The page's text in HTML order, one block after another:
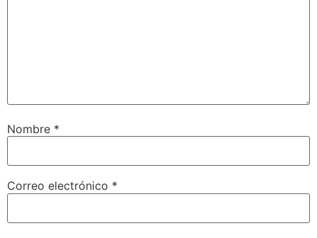
Nombre *
Correo electrónico *